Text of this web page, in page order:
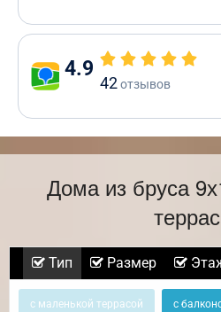
4.9
42отзывов
Дома из бруса
Тип Размер
с маленькой террасой с